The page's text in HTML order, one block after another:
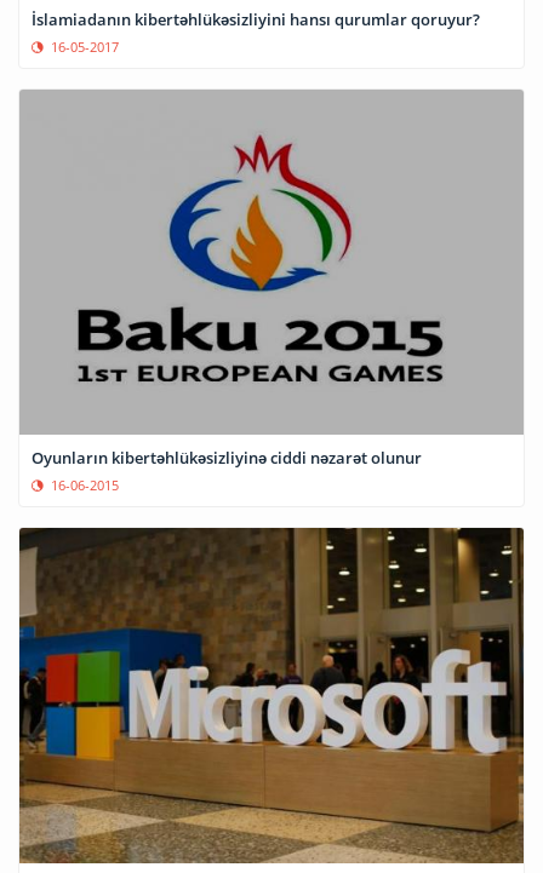
İslamiadanın kibertəhlükəsizliyini hansı qurumlar qoruyur?
16-05-2017
Oyunların kibertəhlükəsizliyinə ciddi nəzarət olunur
16-06-2015